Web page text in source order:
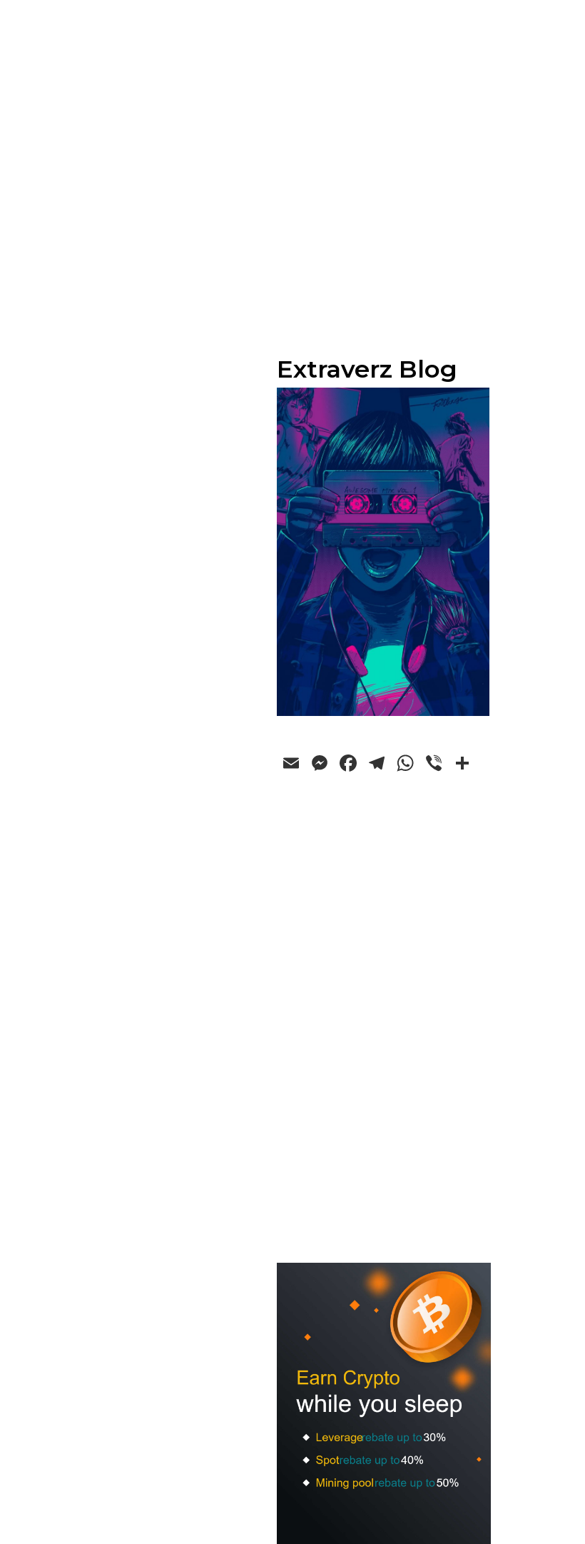
Extraverz Blog
EmailMessenger
Facebook
Telegram
WhatsApp
Viber